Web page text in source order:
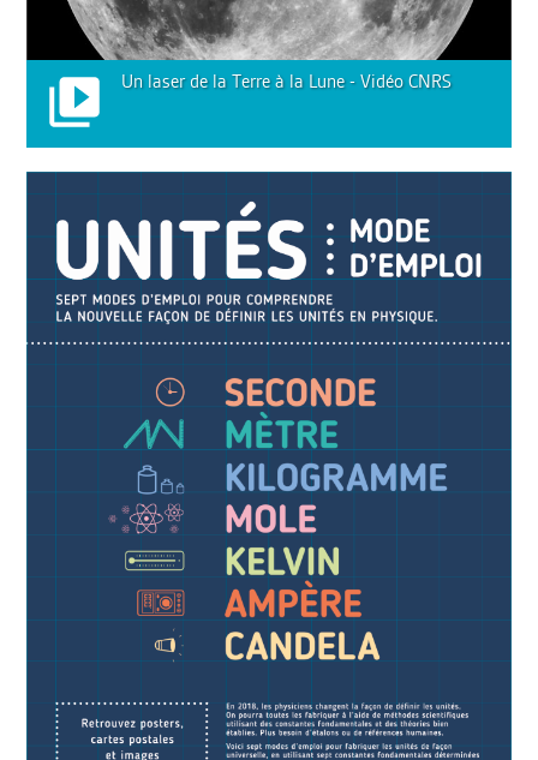
Un laser de la Terre à la Lune - Vidéo CNRS